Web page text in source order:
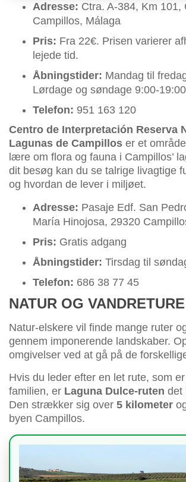
Adresse: Ctra. A-384, Km 101,
Campillos, Málaga
Pris: Fra 22€. Prisen varierer
lejede tid.
Åbningstider: Mandag til
Lørdage og søndage 9:00-
Telefon: 951 163 120
Centro de Interpretación Reserva
Lagunas de Campillos er et
lære om flora og fauna i Campillos’
dit besøg kan du se talrige livagtige
og hvordan de lever i miljøet.
Adresse: Pasaje Edf. San
María Hinojosa, 29320
Pris: Gratis adgang
Åbningstider: Tirsdag til
Telefon: 686 38 77 45
NATUR OG VANDRETURE
Natur-elskere vil finde mange ruter
gennem imponerende landskaber.
omgivelser ved at gå på de
Hvis du leder efter en let rute, som
familien, er Laguna Dulce-ruten det
Den strækker sig over 5 kilometer
byen Campillos.